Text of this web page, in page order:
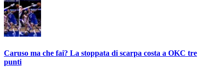
Caruso ma che fai? La stoppata di scarpa costa a OKC tre
punti